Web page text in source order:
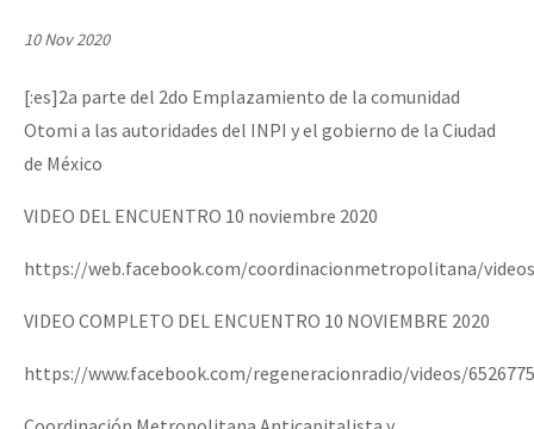
AutonomÍa y Resistencia
Megaproyectos
ETIQUETAS
Dia 1: Encontro “Guerra contra a Humanidade”
[CDMX – 20 julio] Jornadas globales por la libertad de Jesús
10 Nov 2020
[:es]2a parte del 2do Emplazamiento de la comunidad
Otomi a las autoridades del INPI y el gobierno de la Ciudad
de México
VIDEO DEL ENCUENTRO 10 noviembre 2020
https://web.facebook.com/coordinacionmetropolitana/
VIDEO COMPLETO DEL ENCUENTRO 10 NOVIEMBRE 2020
https://www.facebook.com/regeneracionradio/videos/